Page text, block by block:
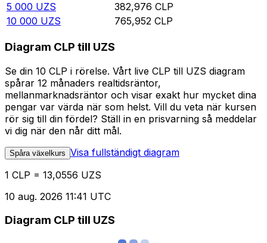
5 000 UZS 382,976 CLP
10 000 UZS 765,952 CLP
Diagram CLP till UZS
Se din 10 CLP i rörelse. Vårt live CLP till UZS diagram
spårar 12 månaders realtidsräntor,
mellanmarknadsräntor och visar exakt hur mycket dina
pengar var värda när som helst. Vill du veta när kursen
rör sig till din fördel? Ställ in en prisvarning så meddelar
vi dig när den når ditt mål.
Spåra växelkurs Visa fullständigt diagram
1 CLP = 13,0556 UZS
10 aug. 2026 11:41 UTC
Diagram CLP till UZS